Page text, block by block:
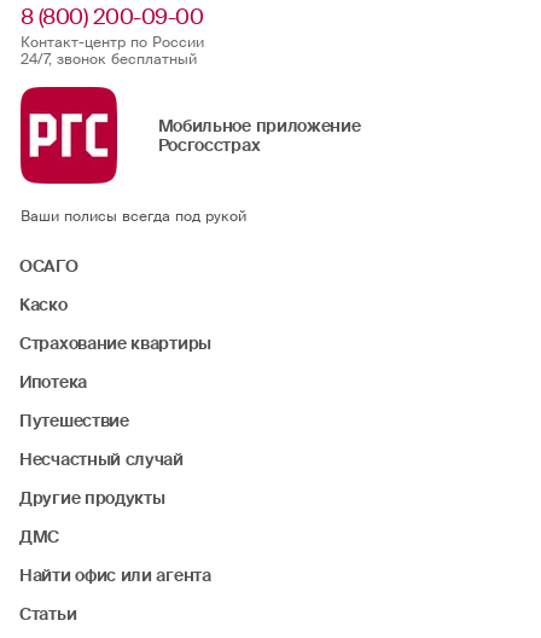
8 (800) 200-09-00
Контакт-центр по России
24/7, звонок бесплатный
Мобильное приложение
Росгосстрах
Ваши полисы всегда под рукой
ОСАГО
Каско
Страхование квартиры
Ипотека
Путешествие
Несчастный случай
Другие продукты
ДМС
Найти офис или агента
Статьи